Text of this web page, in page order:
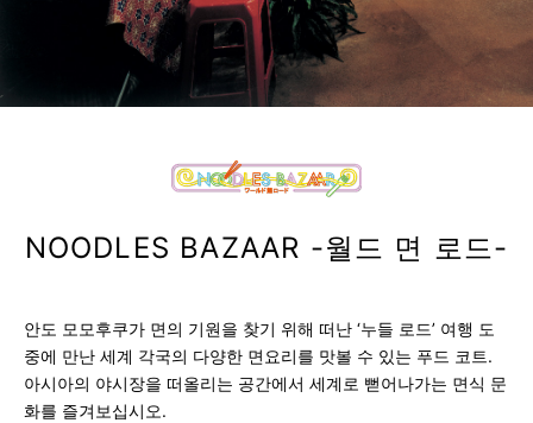
NOODLES BAZAAR -월드 면 로드-
안도 모모후쿠가 면의 기원을 찾기 위해 떠난 ‘누들 로드’ 여행 도
중에 만난 세계 각국의 다양한 면요리를 맛볼 수 있는 푸드 코트.
아시아의 야시장을 떠올리는 공간에서 세계로 뻗어나가는 면식 문
화를 즐겨보십시오.